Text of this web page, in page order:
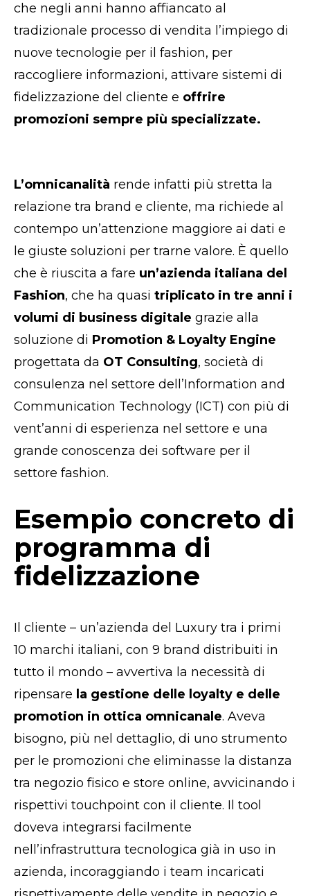
che negli anni hanno affiancato al
tradizionale processo di vendita l’impiego di
nuove tecnologie per il fashion, per
raccogliere informazioni, attivare sistemi di
fidelizzazione del cliente e offrire
promozioni sempre più specializzate.
L’omnicanalità rende infatti più stretta la
relazione tra brand e cliente, ma richiede al
contempo un’attenzione maggiore ai dati e
le giuste soluzioni per trarne valore. È quello
che è riuscita a fare un’azienda italiana del
Fashion, che ha quasi triplicato in tre anni i
volumi di business digitale grazie alla
soluzione di Promotion & Loyalty Engine
progettata da OT Consulting, società di
consulenza nel settore dell’Information and
Communication Technology (ICT) con più di
vent’anni di esperienza nel settore e una
grande conoscenza dei software per il
settore fashion.
Esempio concreto di
programma di
fidelizzazione
Il cliente – un’azienda del Luxury tra i primi
10 marchi italiani, con 9 brand distribuiti in
tutto il mondo – avvertiva la necessità di
ripensare la gestione delle loyalty e delle
promotion in ottica omnicanale. Aveva
bisogno, più nel dettaglio, di uno strumento
per le promozioni che eliminasse la distanza
tra negozio fisico e store online, avvicinando i
rispettivi touchpoint con il cliente. Il tool
doveva integrarsi facilmente
nell’infrastruttura tecnologica già in uso in
azienda, incoraggiando i team incaricati